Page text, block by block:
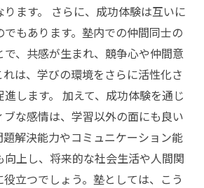
ます。 さらに、成功体験は互いに
もあります。塾内での仲間同士の
、共感が生まれ、競争心や仲間意
は、学びの環境をさらに活性化さ
します。 加えて、成功体験を通じ
な感情は、学習以外の面にも良い
解決能力やコミュニケーション能
上し、将来的な社会生活や人間関
立つでしょう。塾としては、こう